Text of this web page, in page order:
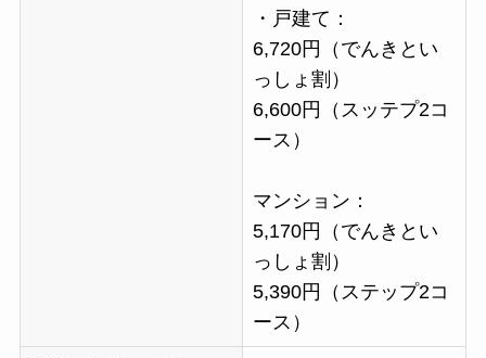
・戸建て：
6,720円（でんきとい
っしょ割）
6,600円（スッテプ2コ
ース）
マンション：
5,170円（でんきとい
っしょ割）
5,390円（ステップ2コ
ース）